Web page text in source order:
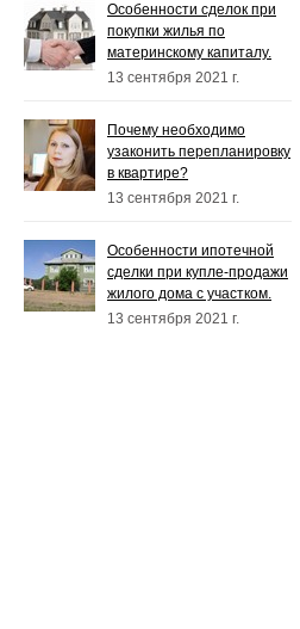
Особенности сделок при
покупки жилья по
материнскому капиталу.
13 сентября 2021 г.
Почему необходимо
узаконить перепланировку
в квартире?
13 сентября 2021 г.
Особенности ипотечной
сделки при купле-продажи
жилого дома с участком.
13 сентября 2021 г.